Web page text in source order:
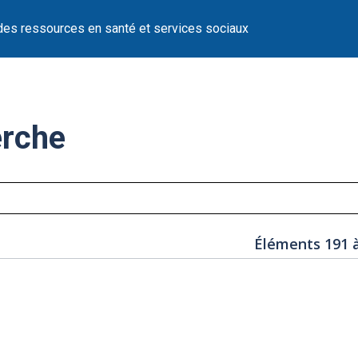
ressources en santé et services sociaux
Éléments 191